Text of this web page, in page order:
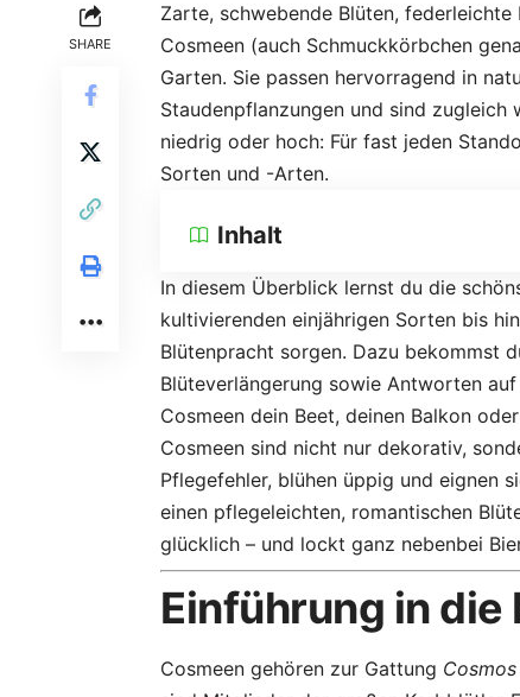
SHARE
Zarte, schwebende Blüten,
Cosmeen (auch Schmuckkörbchen
Garten. Sie passen hervorragend in
Staudenpflanzungen und sind
niedrig oder hoch: Für fast jeden
Sorten und -Arten.
Inhalt
In diesem Überblick lernst du die
kultivierenden einjährigen Sorten bis
Blütenpracht sorgen. Dazu bekommst
Blüteverlängerung sowie Antworten
Cosmeen dein Beet, deinen Balkon
Cosmeen sind nicht nur dekorativ,
Pflegefehler, blühen üppig und eignen
einen pflegeleichten, romantischen
glücklich – und lockt ganz nebenbei
Einführung in
Cosmeen gehören zur Gattung Cosmos